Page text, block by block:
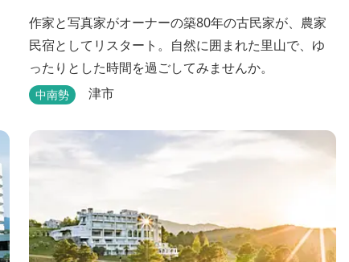
作家と写真家がオーナーの築80年の古民家が、農家
民宿としてリスタート。自然に囲まれた里山で、ゆ
ったりとした時間を過ごしてみませんか。
中南勢 津市